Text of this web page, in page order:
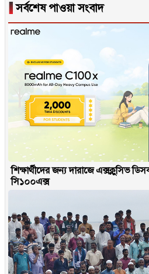
▐সর্বশেষ পাওয়া সংবাদ
শিক্ষার্থীদের জন্য দারাজে এক্সক্লুসিভ
সি১০০এক্স